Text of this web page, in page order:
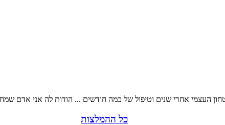
העצמי אחרי שנים וטיפול של כמה חודשים ... הודות לה אני אדם
כל ההמלצות